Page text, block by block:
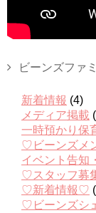
ビーンズファ
新着情報 (4)
メディア掲載
一時預かり保
♡ビーンズメ
イベント告知
♡スタッフ募
♡新着情報♡
♡ビーンズシ